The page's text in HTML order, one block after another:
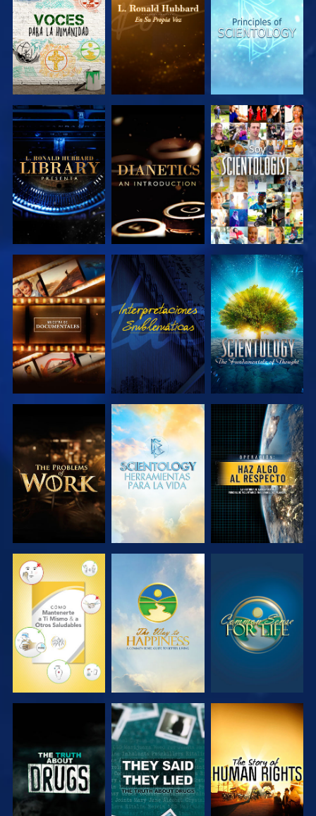
SERIES
SERIES
SERIES
EXPLORA LAS
SERIES
EXPLORA LAS
SERIES
VE
EXPLORA LAS
SERIES
VE
EXPLORA LAS
SERIES
EXPLORA LAS
SERIES
EXPLORA LAS
SERIES
VE
VE VE VE
VE VE